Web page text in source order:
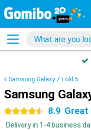
Samsung Galaxy Z Fold 5
Samsung
4.5 stars 8.9 Great
Delivery in 1-4 business